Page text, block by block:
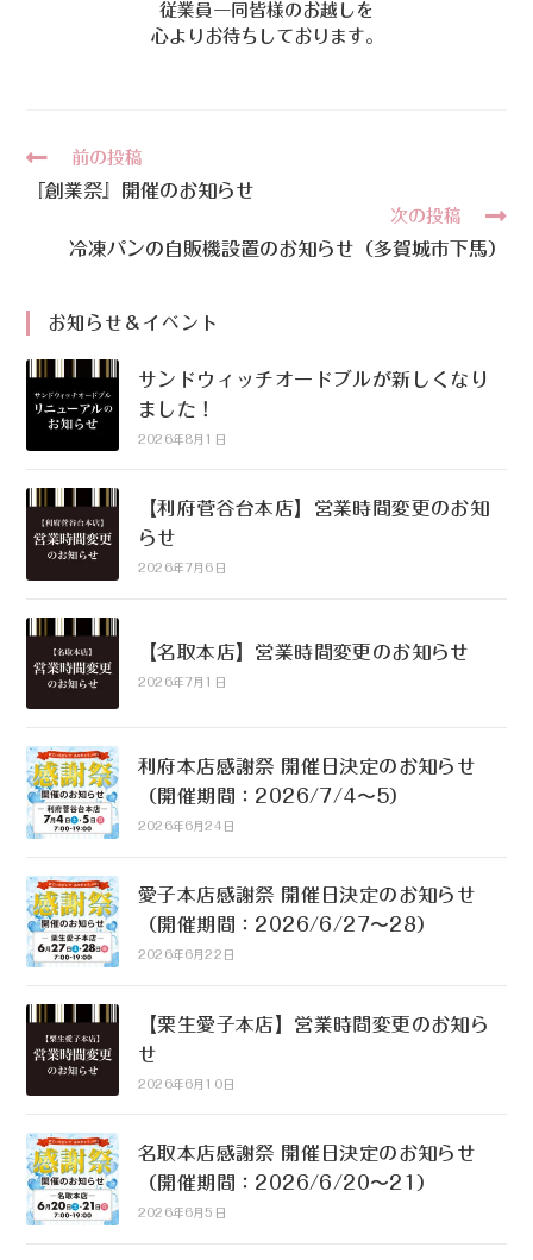
従業員一同皆様のお越しを
心よりお待ちしております。
前の投稿
『創業祭』開催のお知らせ
次の投稿
冷凍パンの自販機設置のお知らせ（多賀城市下馬）
お知らせ＆イベント
サンドウィッチオードブルが新しくなり
ました！
2026年8月1日
【利府菅谷台本店】営業時間変更のお知
らせ
2026年7月6日
【名取本店】営業時間変更のお知らせ
2026年7月1日
利府本店感謝祭 開催日決定のお知らせ
（開催期間：2026/7/4〜5）
2026年6月24日
愛子本店感謝祭 開催日決定のお知らせ
（開催期間：2026/6/27〜28）
2026年6月22日
【栗生愛子本店】営業時間変更のお知ら
せ
2026年6月10日
名取本店感謝祭 開催日決定のお知らせ
（開催期間：2026/6/20〜21）
2026年6月5日